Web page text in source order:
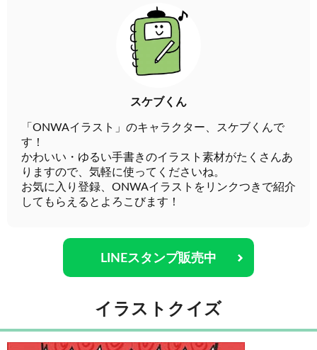
スケブくん
「ONWAイラスト」のキャラクター、スケブくんで
す！
かわいい・ゆるい手書きのイラスト素材がたくさんあ
りますので、気軽に使ってくださいね。
お気に入り登録、ONWAイラストをリンクつきで紹介
してもらえるとよろこびます！
LINEスタンプ販売中
イラストクイズ